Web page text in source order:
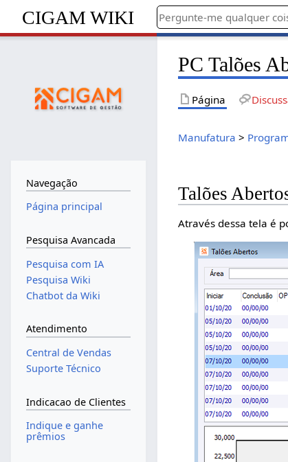
CIGAM WIKI
PC Talões
Página
Manufatura >
Talões
Através dessa tela é
Navegação
Página principal
Pesquisa Avancada
Pesquisa com IA
Pesquisa Wiki
Chatbot da Wiki
Atendimento
Central de Vendas
Suporte Técnico
Indicacao de Clientes
Indique e ganhe
prêmios